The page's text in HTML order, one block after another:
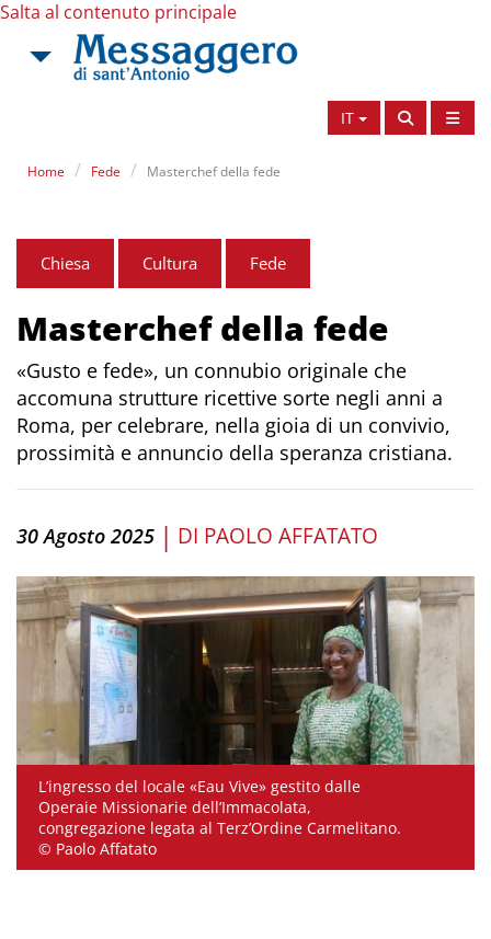
Salta al contenuto principale
IT
Home Fede Masterchef della fede
Chiesa Cultura Fede
Masterchef della fede
«Gusto e fede», un connubio originale che
accomuna strutture ricettive sorte negli anni a
Roma, per celebrare, nella gioia di un convivio,
prossimità e annuncio della speranza cristiana.
30 Agosto 2025 | DI PAOLO AFFATATO
L’ingresso del locale «Eau Vive» gestito dalle
Operaie Missionarie dell’Immacolata,
congregazione legata al Terz’Ordine Carmelitano.
© Paolo Affatato